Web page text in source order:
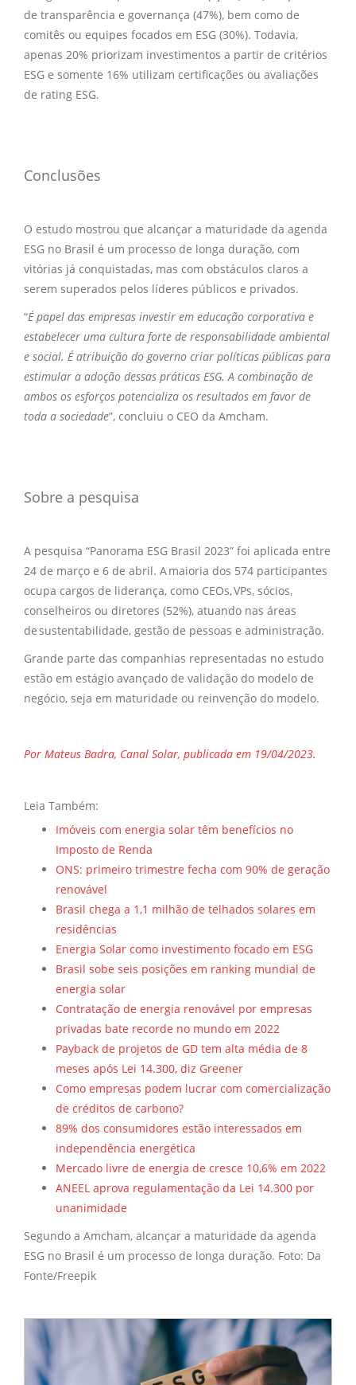
de transparência e governança (47%), bem como de
comitês ou equipes focados em ESG (30%). Todavia,
apenas 20% priorizam investimentos a partir de critérios
ESG e somente 16% utilizam certificações ou avaliações
de rating ESG.
Conclusões
O estudo mostrou que alcançar a maturidade da agenda
ESG no Brasil é um processo de longa duração, com
vitórias já conquistadas, mas com obstáculos claros a
serem superados pelos líderes públicos e privados.
“É papel das empresas investir em educação corporativa e
estabelecer uma cultura forte de responsabilidade ambiental
e social. É atribuição do governo criar políticas públicas para
estimular a adoção dessas práticas ESG. A combinação de
ambos os esforços potencializa os resultados em favor de
toda a sociedade”, concluiu o CEO da Amcham.
Sobre a pesquisa
A pesquisa “Panorama ESG Brasil 2023” foi aplicada entre
24 de março e 6 de abril. A maioria dos 574 participantes
ocupa cargos de liderança, como CEOs, VPs, sócios,
conselheiros ou diretores (52%), atuando nas áreas
de sustentabilidade, gestão de pessoas e administração.​
Grande parte das companhias representadas no estudo
estão em estágio avançado de validação do modelo de
negócio, seja em maturidade ou reinvenção do modelo.
Por Mateus Badra, Canal Solar, publicada em 19/04/2023.
Leia Também:
Imóveis com energia solar têm benefícios no
Imposto de Renda
ONS: primeiro trimestre fecha com 90% de geração
renovável
Brasil chega a 1,1 milhão de telhados solares em
residências
Energia Solar como investimento focado em ESG
Brasil sobe seis posições em ranking mundial de
energia solar
Contratação de energia renovável por empresas
privadas bate recorde no mundo em 2022
Payback de projetos de GD tem alta média de 8
meses após Lei 14.300, diz Greener
Como empresas podem lucrar com comercialização
de créditos de carbono?
89% dos consumidores estão interessados em
independência energética
Mercado livre de energia de cresce 10,6% em 2022
ANEEL aprova regulamentação da Lei 14.300 por
unanimidade
Segundo a Amcham, alcançar a maturidade da agenda
ESG no Brasil é um processo de longa duração. Foto: Da
Fonte/Freepik